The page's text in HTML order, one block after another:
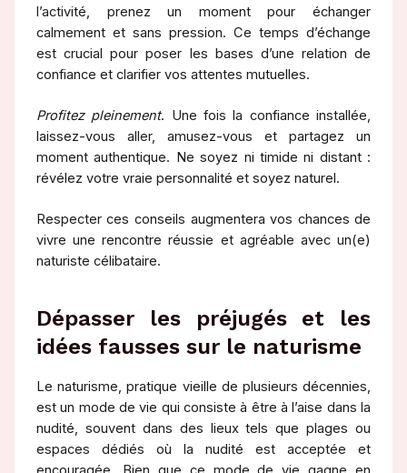
l’activité, prenez un moment pour échanger
calmement et sans pression. Ce temps d’échange
est crucial pour poser les bases d’une relation de
confiance et clarifier vos attentes mutuelles.
Profitez pleinement. Une fois la confiance installée,
laissez-vous aller, amusez-vous et partagez un
moment authentique. Ne soyez ni timide ni distant :
révélez votre vraie personnalité et soyez naturel.
Respecter ces conseils augmentera vos chances de
vivre une rencontre réussie et agréable avec un(e)
naturiste célibataire.
Dépasser les préjugés et les
idées fausses sur le naturisme
Le naturisme, pratique vieille de plusieurs décennies,
est un mode de vie qui consiste à être à l’aise dans la
nudité, souvent dans des lieux tels que plages ou
espaces dédiés où la nudité est acceptée et